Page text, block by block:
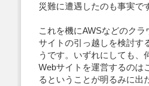
災難に遭遇したのも事実で
これを機にAWSなどのクラ
サイトの引っ越しを検討す
うです。いずれにしても、
Webサイトを運営するのは
るということが明るみに出